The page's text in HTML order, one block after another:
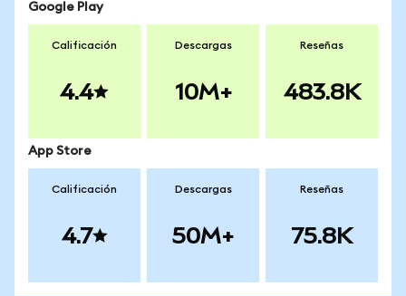
Google Play
Calificación
4.4
Descargas
10M+
Reseñas
483.8K
App Store
Calificación
4.7
Descargas
50M+
Reseñas
75.8K